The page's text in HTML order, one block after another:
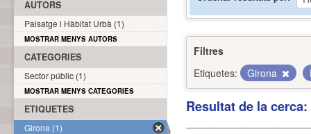
Filtres
Etiquetes:
Girona
Resultat de la
AUTORS
Paisatge i Hàbitat Urbà (1)
MOSTRAR MENYS AUTORS
CATEGORIES
Sector públic (1)
MOSTRAR MENYS CATEGORIES
ETIQUETES
Girona (1)